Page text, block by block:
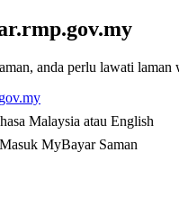
anda perlu lawati laman
Malaysia atau English
MyBayar Saman